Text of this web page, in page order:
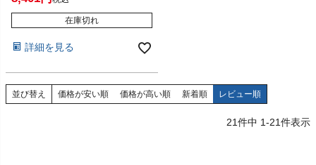
在庫切れ
詳細を見る
並び替え 価格が安い順 価格が高い順 新着順 レビュー順
21件中 1-21件表示